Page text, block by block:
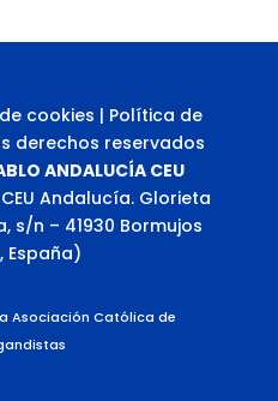
cookies | Política de
derechos reservados
ANDALUCÍA CEU
Andalucía. Glorieta
s/n – 41930 Bormujos
España)
Asociación Católica de